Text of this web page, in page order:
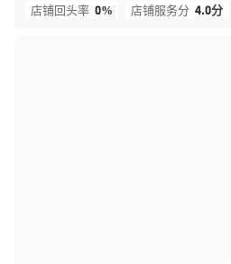
店铺回头率 0% 店铺服务分 4.0分